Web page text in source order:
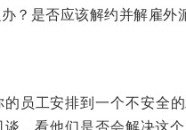
？是否应该解约并解雇外
员工安排到一个不安全
，看他们是否会解决这个